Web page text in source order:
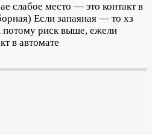
слабое место — это контакт в
Если запаяная — то хз
потому риск выше, ежели
в автомате